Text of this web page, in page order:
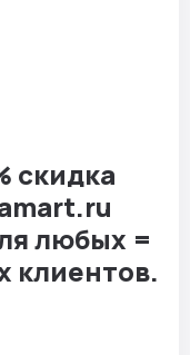
скидка
любых =
клиентов.